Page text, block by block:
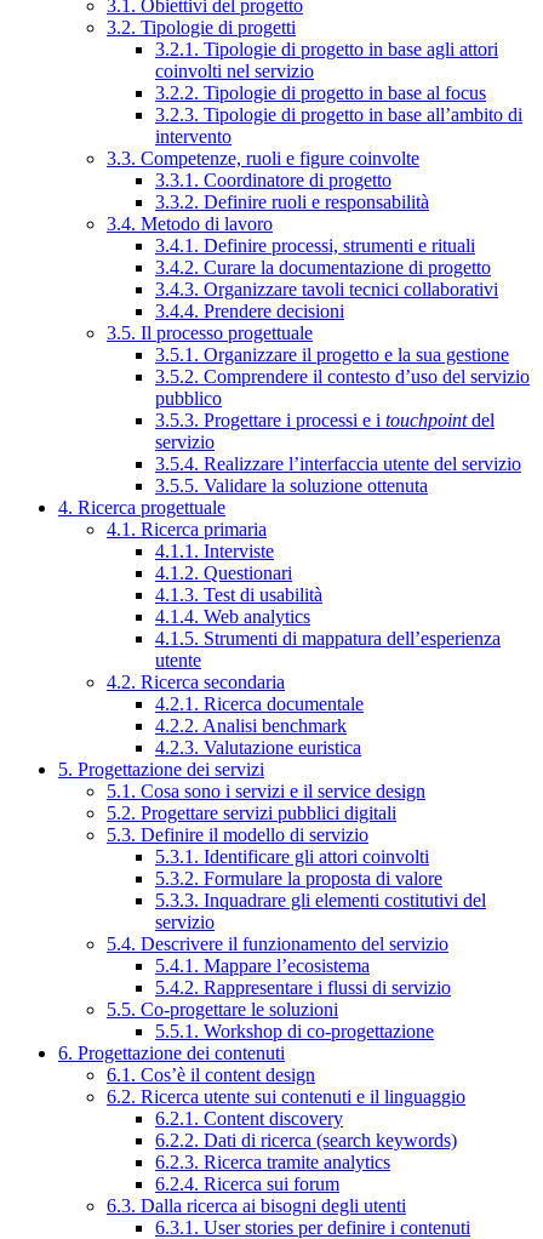
3.1. Obiettivi del progetto
3.2. Tipologie di progetti
3.2.1. Tipologie di progetto in base agli attori
coinvolti nel servizio
3.2.2. Tipologie di progetto in base al focus
3.2.3. Tipologie di progetto in base all’ambito di
intervento
3.3. Competenze, ruoli e figure coinvolte
3.3.1. Coordinatore di progetto
3.3.2. Definire ruoli e responsabilità
3.4. Metodo di lavoro
3.4.1. Definire processi, strumenti e rituali
3.4.2. Curare la documentazione di progetto
3.4.3. Organizzare tavoli tecnici collaborativi
3.4.4. Prendere decisioni
3.5. Il processo progettuale
3.5.1. Organizzare il progetto e la sua gestione
3.5.2. Comprendere il contesto d’uso del servizio
pubblico
3.5.3. Progettare i processi e i touchpointdel
servizio
3.5.4. Realizzare l’interfaccia utente del servizio
3.5.5. Validare la soluzione ottenuta
4. Ricerca progettuale
4.1. Ricerca primaria
4.1.1. Interviste
4.1.2. Questionari
4.1.3. Test di usabilità
4.1.4. Web analytics
4.1.5. Strumenti di mappatura dell’esperienza
utente
4.2. Ricerca secondaria
4.2.1. Ricerca documentale
4.2.2. Analisi benchmark
4.2.3. Valutazione euristica
5. Progettazione dei servizi
5.1. Cosa sono i servizi e il service design
5.2. Progettare servizi pubblici digitali
5.3. Definire il modello di servizio
5.3.1. Identificare gli attori coinvolti
5.3.2. Formulare la proposta di valore
5.3.3. Inquadrare gli elementi costitutivi del
servizio
5.4. Descrivere il funzionamento del servizio
5.4.1. Mappare l’ecosistema
5.4.2. Rappresentare i flussi di servizio
5.5. Co-progettare le soluzioni
5.5.1. Workshop di co-progettazione
6. Progettazione dei contenuti
6.1. Cos’è il content design
6.2. Ricerca utente sui contenuti e il linguaggio
6.2.1. Content discovery
6.2.2. Dati di ricerca (search keywords)
6.2.3. Ricerca tramite analytics
6.2.4. Ricerca sui forum
6.3. Dalla ricerca ai bisogni degli utenti
6.3.1. User stories per definire i contenuti